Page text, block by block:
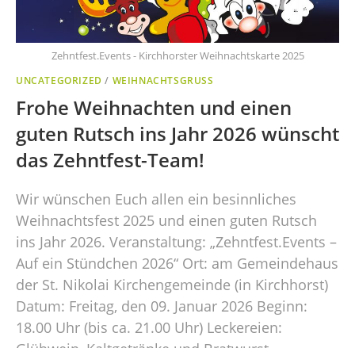
Zehntfest.Events - Kirchhorster Weihnachtskarte 2025
UNCATEGORIZED / WEIHNACHTSGRUSS
Frohe Weihnachten und einen
guten Rutsch ins Jahr 2026 wünscht
das Zehntfest-Team!
Wir wünschen Euch allen ein besinnliches
Weihnachtsfest 2025 und einen guten Rutsch
ins Jahr 2026. Veranstaltung: „Zehntfest.Events –
Auf ein Stündchen 2026“ Ort: am Gemeindehaus
der St. Nikolai Kirchengemeinde (in Kirchhorst)
Datum: Freitag, den 09. Januar 2026 Beginn:
18.00 Uhr (bis ca. 21.00 Uhr) Leckereien: